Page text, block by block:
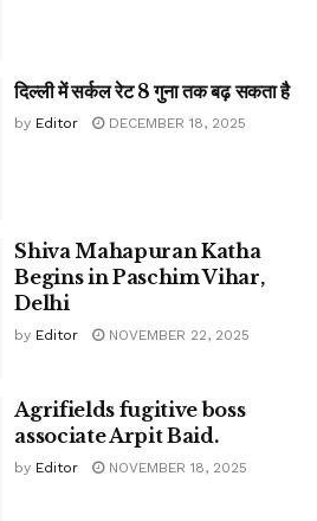
दिल्ली में सर्कल रेट 8 गुना तक बढ़ सकता है
by Editor DECEMBER 18, 2025
Shiva Mahapuran Katha
Begins in Paschim Vihar,
Delhi
by Editor NOVEMBER 22, 2025
Agrifields fugitive boss
associate Arpit Baid.
by Editor NOVEMBER 18, 2025